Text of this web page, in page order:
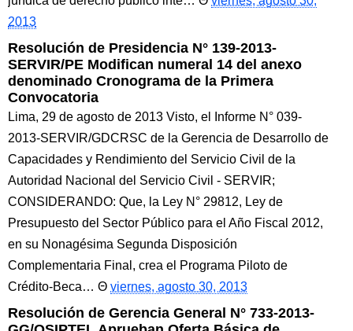
2013
Resolución de Presidencia N° 139-2013-
SERVIR/PE Modifican numeral 14 del anexo
denominado Cronograma de la Primera
Convocatoria
Lima, 29 de agosto de 2013 Visto, el Informe N° 039-
2013-SERVIR/GDCRSC de la Gerencia de Desarrollo de
Capacidades y Rendimiento del Servicio Civil de la
Autoridad Nacional del Servicio Civil - SERVIR;
CONSIDERANDO: Que, la Ley N° 29812, Ley de
Presupuesto del Sector Público para el Año Fiscal 2012,
en su Nonagésima Segunda Disposición
Complementaria Final, crea el Programa Piloto de
Crédito-Beca…
viernes, agosto 30, 2013
Resolución de Gerencia General N° 733-2013-